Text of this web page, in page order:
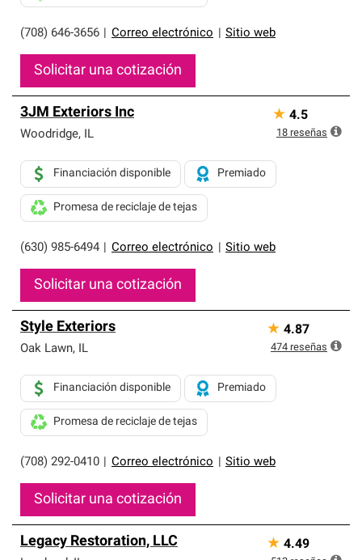
(708) 646-3656 Correo electrónico Sitio web
Solicitar una cotización
3JM Exteriors Inc
Woodridge, IL
(630) 985-6494 Correo electrónico Sitio web
Financiación disponible Premiado
Promesa de reciclaje de tejas
Solicitar una cotización
★ 4.5
18 reseñas
Style Exteriors
Oak Lawn, IL
(708) 292-0410 Correo electrónico Sitio web
Financiación disponible Premiado
Promesa de reciclaje de tejas
Solicitar una cotización
★ 4.87
474 reseñas
Legacy Restoration, LLC ★ 4.49